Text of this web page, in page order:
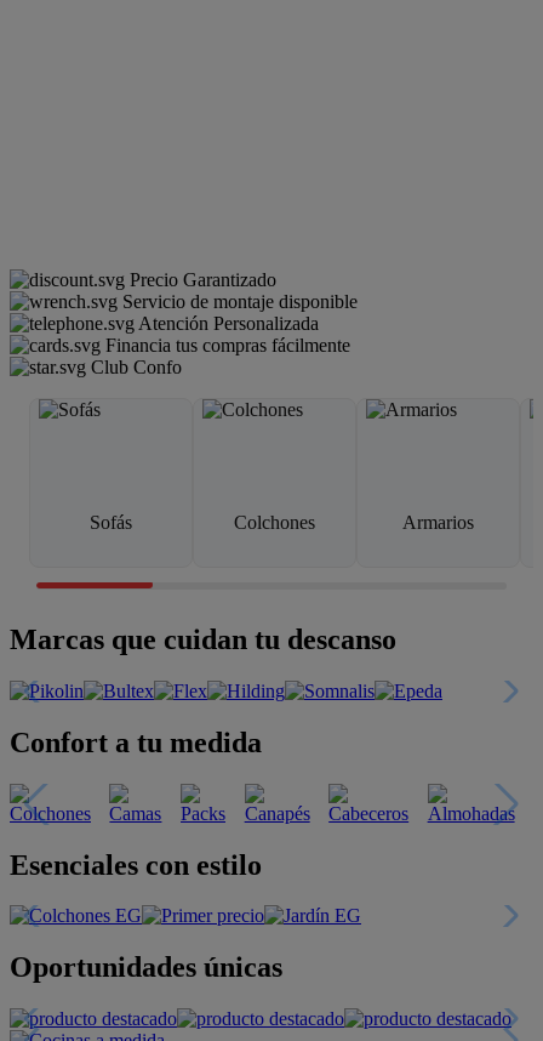
Precio Garantizado
Servicio de montaje disponible
Atención Personalizada
Financia tus compras fácilmente
Club Confo
Sofás Colchones Armarios
Marcas que cuidan tu descanso
Confort a tu medida
Esenciales con estilo
Oportunidades únicas